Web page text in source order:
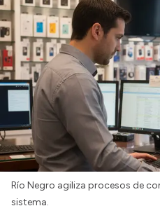
Río Negro agiliza procesos de
sistema.